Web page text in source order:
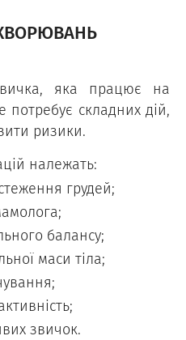
яка працює на
складних дій,
ризики.
належать:
грудей;
балансу;
маси тіла;
звичок.